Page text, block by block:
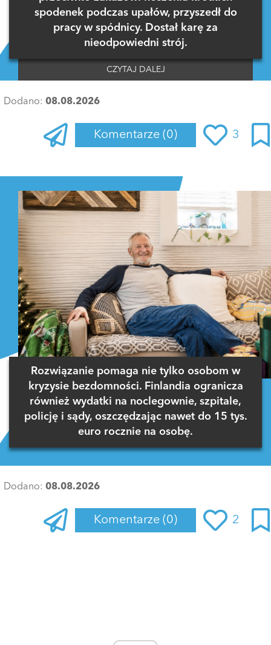
spodenek podczas upałów, przyszedł do
pracy w spódnicy. Dostał karę za
nieodpowiedni strój.
CZYTAJ DALEJ
Dodano: 08.08.2026
Komentarze (0) 3
Rozwiązanie pomaga nie tylko osobom w
kryzysie bezdomności. Finlandia ogranicza
również wydatki na noclegownie, szpitale,
policję i sądy, oszczędzając nawet do 15 tys.
euro rocznie na osobę.
Dodano: 08.08.2026
Komentarze (0) 2